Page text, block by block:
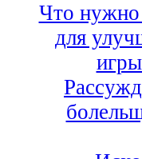
Что нужно
для